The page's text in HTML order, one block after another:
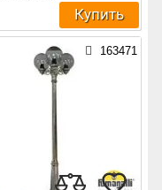
Купить
163471